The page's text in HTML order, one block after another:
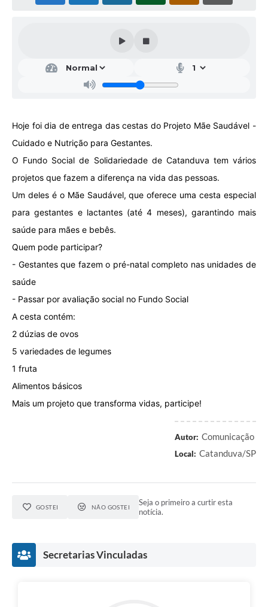
A Prefeitura
Jornal
Agenda
Diário Oficial
Contato
Hoje foi dia de entrega das cestas do Projeto Mãe Saudável -
Cuidado e Nutrição para Gestantes.
O Fundo Social de Solidariedade de Catanduva tem vários
projetos que fazem a diferença na vida das pessoas.
Um deles é o Mãe Saudável, que oferece uma cesta especial
para gestantes e lactantes (até 4 meses), garantindo mais
saúde para mães e bebês.
Quem pode participar?
- Gestantes que fazem o pré-natal completo nas unidades de
saúde
- Passar por avaliação social no Fundo Social
A cesta contém:
2 dúzias de ovos
5 variedades de legumes
1 fruta
Alimentos básicos
Mais um projeto que transforma vidas, participe!
Autor: Comunicação
Local: Catanduva/SP
GOSTEI NÃO GOSTEI
Seja o primeiro a curtir esta
notícia.
Secretarias Vinculadas